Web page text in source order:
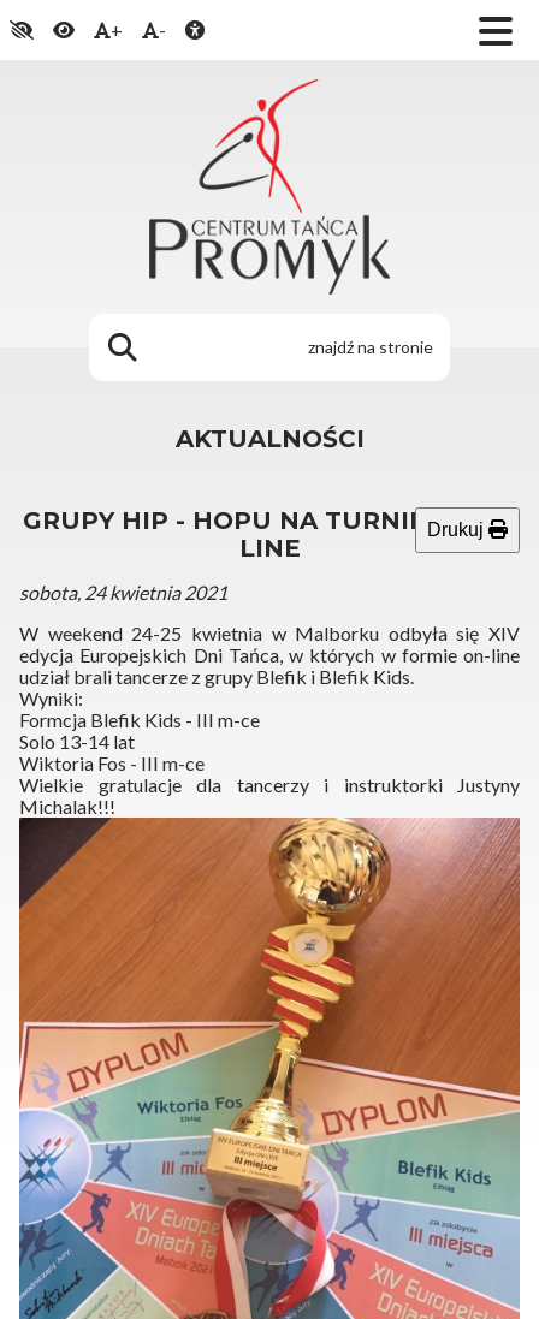
+ -
AKTUALNOŚCI
GRUPY HIP - HOPU NA TURNIEJU ON-
LINE
sobota, 24 kwietnia 2021
Drukuj
W weekend 24-25 kwietnia w Malborku odbyła się XIV
edycja Europejskich Dni Tańca, w których w formie on-line
udział brali tancerze z grupy Blefik i Blefik Kids.
Wyniki:
Formcja Blefik Kids - III m-ce
Solo 13-14 lat
Wiktoria Fos - III m-ce
Wielkie gratulacje dla tancerzy i instruktorki Justyny
Michalak!!!